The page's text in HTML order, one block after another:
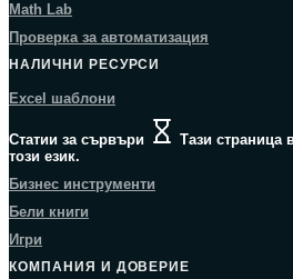
Math Lab
Проверка за автоматизация
НАЛИЧНИ РЕСУРСИ
Excel шаблони
Статии за сървъри
Тази страница
този език.
Бизнес инструменти
Бели книги
Игри
КОМПАНИЯ И ДОВЕРИЕ